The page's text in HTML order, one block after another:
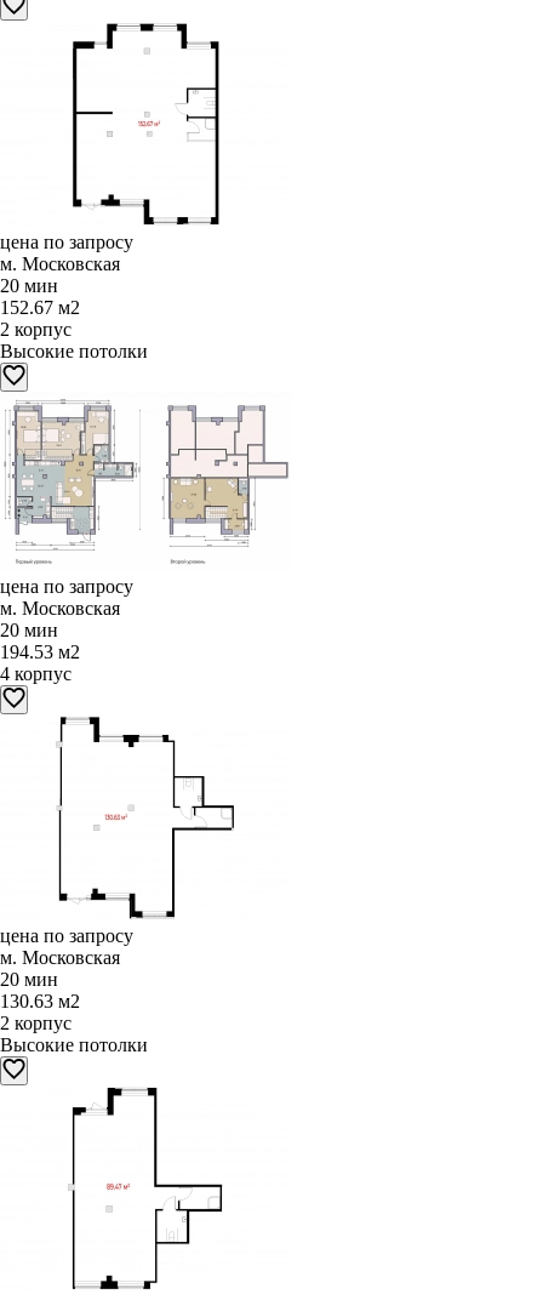
цена по запросу
м. Московская
20 мин
152.67 м2
2 корпус
Высокие потолки
цена по запросу
м. Московская
20 мин
194.53 м2
4 корпус
цена по запросу
м. Московская
20 мин
130.63 м2
2 корпус
Высокие потолки